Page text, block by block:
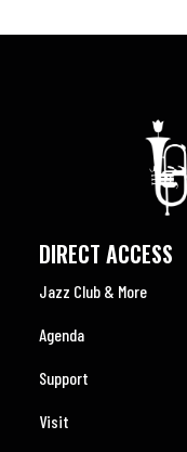
DIRECT ACCESS
Jazz Club & More
Agenda
Support
Visit